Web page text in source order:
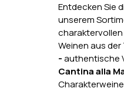
Entdecken Sie
unserem
Weinen aus
-authentische
Cantina alla